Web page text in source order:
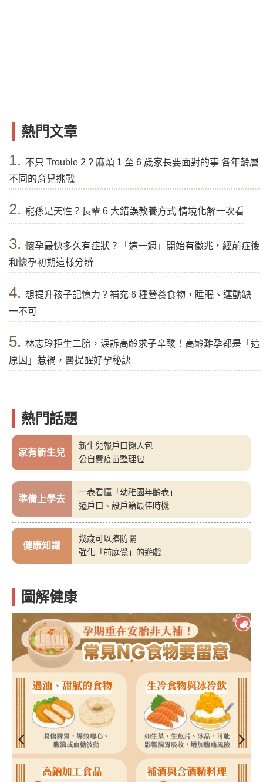
熱門文章
1. 不只 Trouble 2 ? 麻煩 1 至 6 歲家長要面對的事 各年齡層
不同的育兒挑戰
2. 寵孫是天性？長輩 6 大錯誤教養方式 情境化解一次看
3. 懷孕最快多久有症狀？「這一週」開始有徵兆，經前症後
和懷孕初期這樣分辨
4. 想提升孩子記憶力？補充 6 種營養食物，睡眠、運動缺
一不可
5. 林志玲拒生二胎，淚訴高齡求子辛酸！高齡難孕都是「這
原因」惹禍，醫提醒好孕秘訣
熱門話題
家有新生兒
新生兒報戶口懶人包
公自費疫苗整理包
準備上學去
一表看懂「幼稚園年齡表」
遷戶口、設戶籍最佳時機
健康知識
幾歲可以擦防曬
強化「前庭覺」的遊戲
圖解健康